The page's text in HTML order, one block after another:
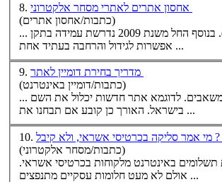
8.
(כתבות/אחסון אתרים)
אפשרות לגידול והרחבה בעתיד אחת ...
9.
(כתבות/דומיין באינטרנט)
בישראל. האורך כן קובע אם תבחנו את ...
10.
מי אמר סליקה בכרטיסי אשראי, ולא קיבל ?
(כתבות/מסחר אלקטרוני)
כרטיסי אשראי.
אולם לא מעט חלומות עסקיים מתנפצים ...